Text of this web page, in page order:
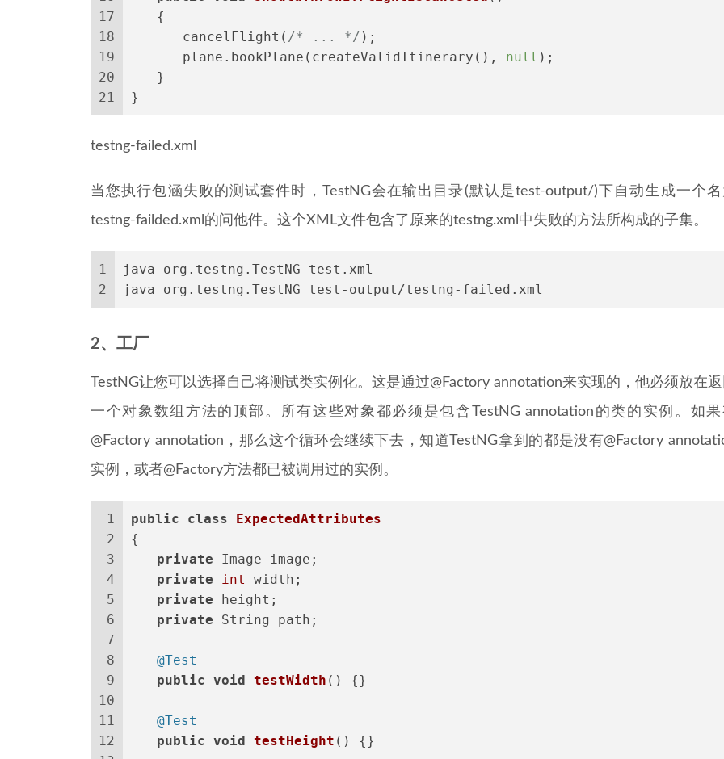
17
18
19
20
21
{
cancelFlight( /* ... */ );
plane.bookPlane(createValidItinerary(), null );
}
}
testng-failed.xml
当您执行包涵失败的测试套件时，TestNG会在输出目录(默认是test-output/)下自动生成一个
testng-failded.xml的问他件。这个XML文件包含了原来的testng.xml中失败的方法所构成的子集。
1
2
java org.testng.TestNG test.xml
java org.testng.TestNG test-output/testng-failed.xml
2、工厂
TestNG让您可以选择自己将测试类实例化。这是通过@Factory annotation来实现的，他必须放在
一个对象数组方法的顶部。所有这些对象都必须是包含TestNG annotation的类的实例。如果
@Factory annotation，那么这个循环会继续下去，知道TestNG拿到的都是没有@Factory
实例，或者@Factory方法都已被调用过的实例。
1
2
3
4
5
6
7
8
9
10
11
12
public class
ExpectedAttributes
{
private Image image;
private
int
width;
private height;
private String path;
@Test
public void testWidth () {}
@Test
public void testHeight () {}